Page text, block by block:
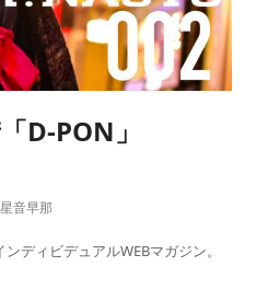
D-PON」
星音早那
ディビデュアルWEBマガジン。